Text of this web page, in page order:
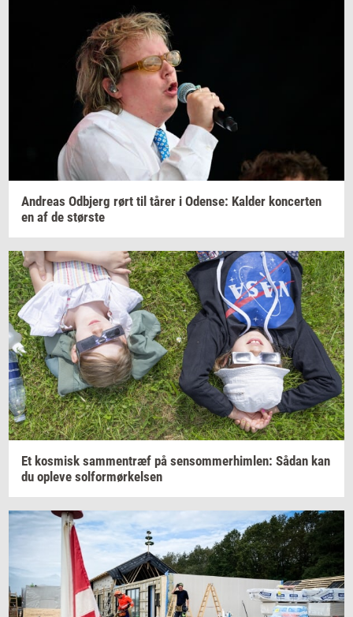
An­dreas Od­b­jerg rørt til tårer i Oden­se: Kal­der kon­cer­ten
en af de stør­ste
Et kos­misk sam­men­træf på sen­som­mer­him­len: Sådan kan
du op­le­ve sol­for­mør­kel­sen